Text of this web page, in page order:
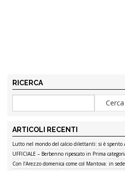
RICERCA
ARTICOLI RECENTI
Lutto nel mondo del calcio dilettanti: si è spento
UFFICIALE – Berbenno ripescato in Prima
Con l’Arezzo domenica come col Mantova: in